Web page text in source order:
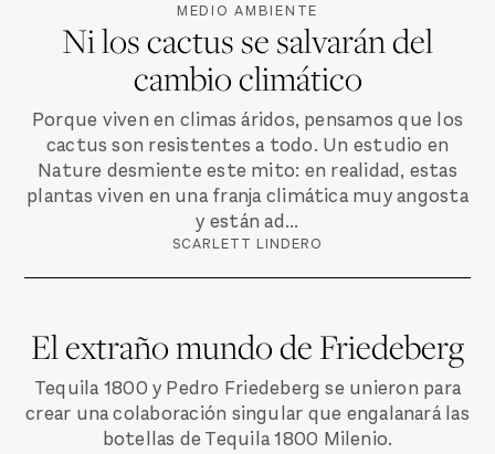
MEDIO AMBIENTE
Ni los cactus se salvarán del
cambio climático
Porque viven en climas áridos, pensamos que los
cactus son resistentes a todo. Un estudio en
Nature desmiente este mito: en realidad, estas
plantas viven en una franja climática muy angosta
y están ad...
SCARLETT LINDERO
El extraño mundo de Friedeberg
Tequila 1800 y Pedro Friedeberg se unieron para
crear una colaboración singular que engalanará las
botellas de Tequila 1800 Milenio.